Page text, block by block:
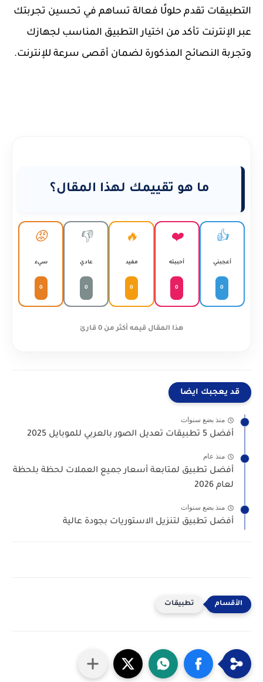
التطبيقات تقدم حلولًا فعالة تساهم في تحسين تجربتك
عبر الإنترنت تأكد من اختيار التطبيق المناسب لجهازك
وتجربة النصائح المذكورة لضمان أقصى سرعة للإنترنت.
ما هو تقييمك لهذا المقال؟
👍
أعجبني
0
❤️
أحببته
0
🔥
مفيد
0
👎
عادي
0
😡
سيء
0
هذا المقال قيمه أكثر من 0 قارئ
قد يعجبك ايضا
منذ بضع سنوات
أفضل 5 تطبيقات تعديل الصور بالعربي للموبايل 2025
منذ عام
أفضل تطبيق لمتابعة أسعار جميع العملات لحظة بلحظة
لعام 2026
منذ بضع سنوات
أفضل تطبيق لتنزيل الاستوريات بجودة عالية
تطبيقات